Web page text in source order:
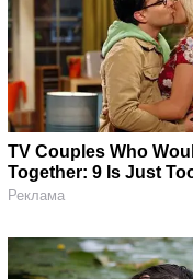
TV Couples Who
Together: 9 Is Just
Реклама